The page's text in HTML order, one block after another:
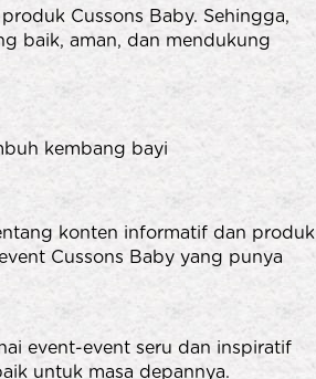
Cussons Baby. Sehingga,
baik, aman, dan mendukung
kembang bayi
konten informatif dan produk
Cussons Baby yang punya
event-event seru dan inspiratif
untuk masa depannya.